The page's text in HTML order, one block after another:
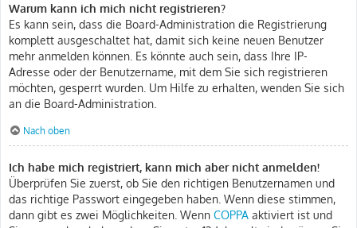
Warum kann ich mich nicht registrieren?
Es kann sein, dass die Board-Administration die Registrierung
komplett ausgeschaltet hat, damit sich keine neuen Benutzer
mehr anmelden können. Es könnte auch sein, dass Ihre IP-
Adresse oder der Benutzername, mit dem Sie sich registrieren
möchten, gesperrt wurden. Um Hilfe zu erhalten, wenden Sie sich
an die Board-Administration.
Nach oben
Ich habe mich registriert, kann mich aber nicht anmelden!
Überprüfen Sie zuerst, ob Sie den richtigen Benutzernamen und
das richtige Passwort eingegeben haben. Wenn diese stimmen,
dann gibt es zwei Möglichkeiten. Wenn COPPA aktiviert ist und